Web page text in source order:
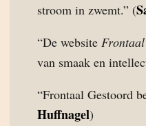
stroom in zwemt.” (
“De website
van smaak en
“Frontaal Gestoord
Huffnagel)